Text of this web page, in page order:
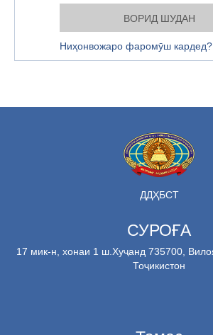
Ниҳонвожаро фаромӯш кардед?
ДДҲБСТ
СУРОҒА
17 мик-н, хонаи 1 ш.Хуҷанд 735700,
Тоҷикистон